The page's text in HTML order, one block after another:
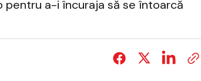
pentru a-i încuraja să se întoarcă